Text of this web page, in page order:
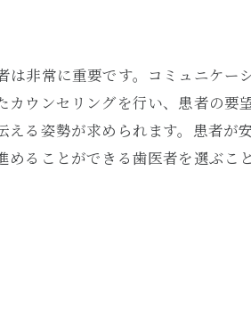
可能な歯医者を選ぶ
信頼できる歯医者の選び方
える選び方の基本
ケアの両立を図る歯医者
非常に重要です。コミュニケー
ウンセリングを行い、患者の要
る姿勢が求められます。患者が
ることができる歯医者を選ぶこ